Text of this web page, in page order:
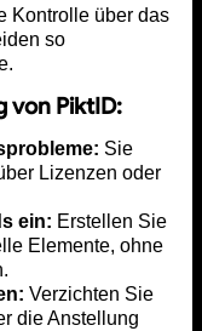
Kontrolle über das
so
von PiktID:
Sie
Lizenzen oder
ein: Erstellen Sie
Elemente, ohne
Verzichten Sie
die Anstellung